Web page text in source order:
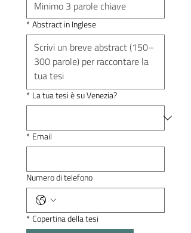
*Abstract in Inglese
* La tua tesi è su Venezia?
* Email
Numero di telefono
*Copertina della tesi